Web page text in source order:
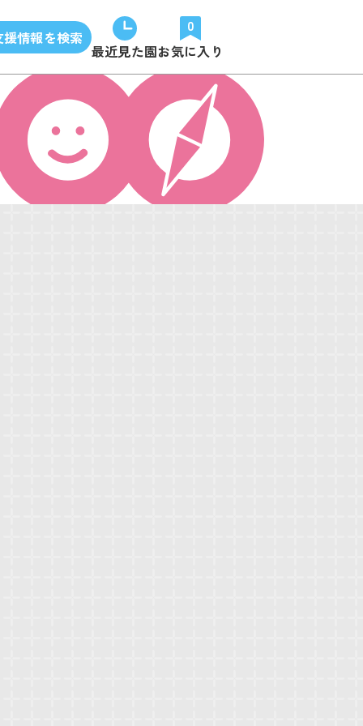
情報を検索
最近見た園
0
お気に入り